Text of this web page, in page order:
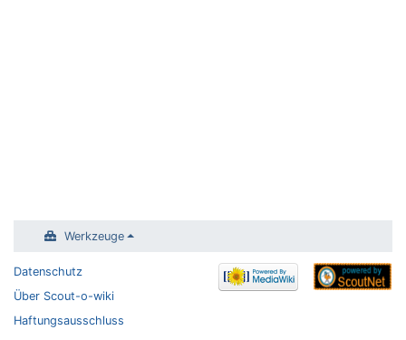
Werkzeuge
Datenschutz
Über Scout-o-wiki
Haftungsausschluss